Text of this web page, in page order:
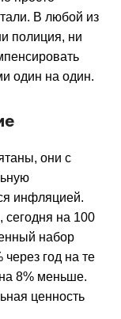
В любой из
полиция, ни
один на один.
они с
инфляцией.
сегодня на 100
набор
год на те
8% меньше.
ценность